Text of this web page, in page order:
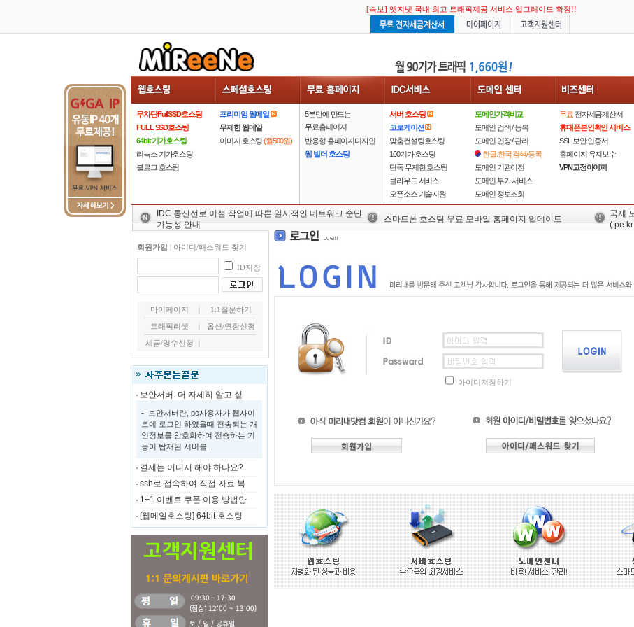
[속보] 엣지넷 국내 최고 트래픽제공 서비스 업그레이드 확정!!
무차단FullSSD호스팅
FULL SSD호스팅
64bit 기가호스팅
리눅스 기가호스팅
블로그 호스팅
프리미엄 웹메일
무제한 웹메일
이미지 호스팅(월500원)
5분만에 만드는
무료홈페이지
반응형 홈페이지디자인
웹 빌더 호스팅
서버 호스팅
코로케이션
맞춤컨설팅호스팅
100기가 호스팅
단독 무제한 호스팅
클라우드 서비스
오픈소스 기술지원
도메인가격비교
도메인 검색 / 등록
도메인 연장 / 관리
한글.한국 검색/등록
도메인 기관이전
도메인 부가 서비스
도메인 정보조회
무료 전자세금계산서
휴대폰본인확인 서비스
SSL 보안 인증서
홈페이지 유지보수
VPN고정아이피
IDC 통신선로 이설 작업에 따른 일시적인 네트워크 순단
가능성 안내
스마트폰 호스팅 무료 모바일 홈페이지 업데이트
국제
회원가입 | 아이디/패스워드 찾기
ID저장
마이페이지
1:1질문하기
트래픽리셋
옵션/연장신청
세금/영수신청
보안서버. 더 자세히 알고 싶
- 보안서버란, pc사용자가 웹사이
트에 로그인 하였을때 전송되는 개
인정보를 암호화하여 전송하는 기
능이 탑재된 서버를...
결제는 어디서 해야 하나요?
ssh로 접속하여 직접 자료 복
1+1 이벤트 쿠폰 이용 방법안
[웹메일호스팅] 64bit 호스팅
아이디저장하기